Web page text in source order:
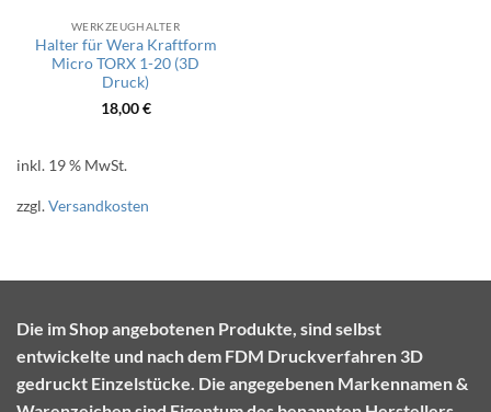
WERKZEUGHALTER
Halter für Wera Kraftform
Micro TORX 1-20 (3D
Druck)
18,00€
inkl. 19 % MwSt.
zzgl.Versandkosten
Die im Shop angebotenen Produkte, sind selbst
entwickelte und nach dem FDM Druckverfahren 3D
gedruckt Einzelstücke. Die angegebenen Markennamen &